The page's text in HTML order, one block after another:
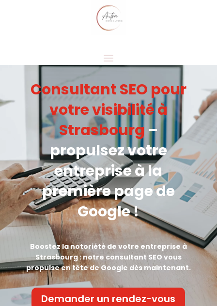
Consultant SEO pour
votre visibilité à
Strasbourg –
propulsez votre
entreprise à la
première page de
Google !
Boostez la notoriété de votre entreprise à
Strasbourg : notre consultant SEO vous
propulse en tête de Google dès maintenant.
Demander un rendez-vous